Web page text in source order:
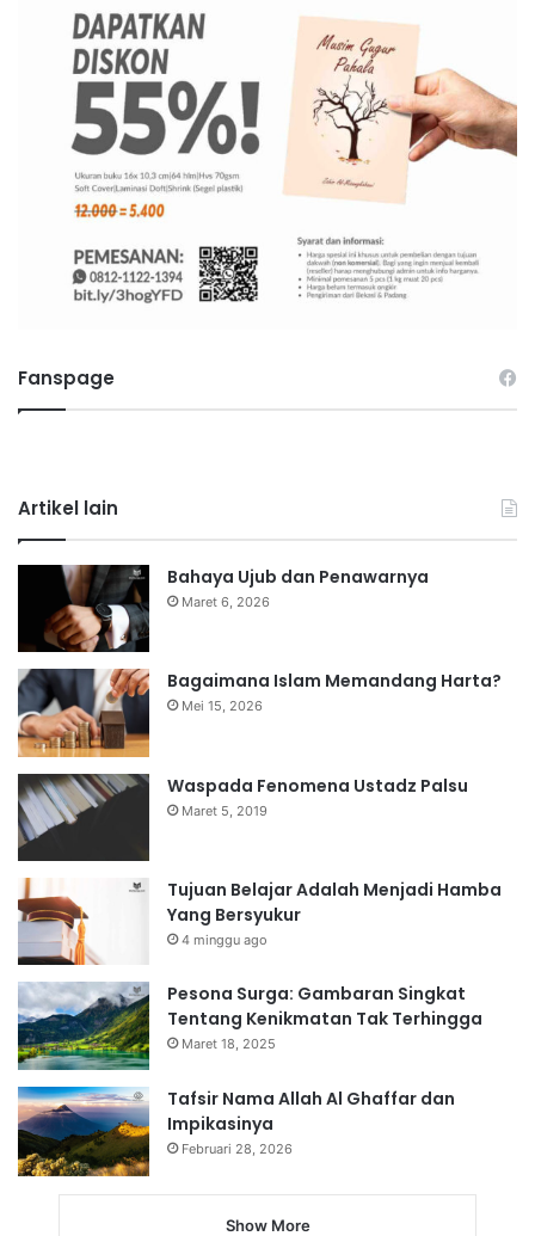
Fanspage
Artikel lain
Bahaya Ujub dan Penawarnya
Maret 6, 2026
Bagaimana Islam Memandang Harta?
Mei 15, 2026
Waspada Fenomena Ustadz Palsu
Maret 5, 2019
Tujuan Belajar Adalah Menjadi Hamba
Yang Bersyukur
4 minggu ago
Pesona Surga: Gambaran Singkat
Tentang Kenikmatan Tak Terhingga
Maret 18, 2025
Tafsir Nama Allah Al Ghaffar dan
Impikasinya
Februari 28, 2026
Show More